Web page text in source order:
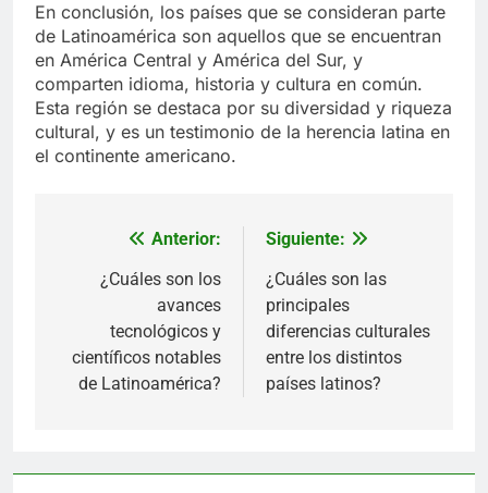
En conclusión, los países que se consideran parte
de Latinoamérica son aquellos que se encuentran
en América Central y América del Sur, y
comparten idioma, historia y cultura en común.
Esta región se destaca por su diversidad y riqueza
cultural, y es un testimonio de la herencia latina en
el continente americano.
Navegación
entradas
Anterior:
¿Cuáles son los
avances
tecnológicos y
científicos notables
de Latinoamérica?
Siguiente:
¿Cuáles son las
principales
diferencias culturales
entre los distintos
países latinos?